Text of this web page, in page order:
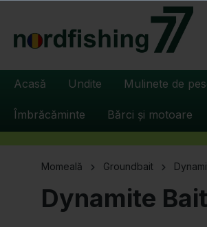
Sari la navigarea principală
Acasă Undite Mulinete de
Îmbrăcăminte Bărci și motoare
Momeală Groundbait
Dynamite